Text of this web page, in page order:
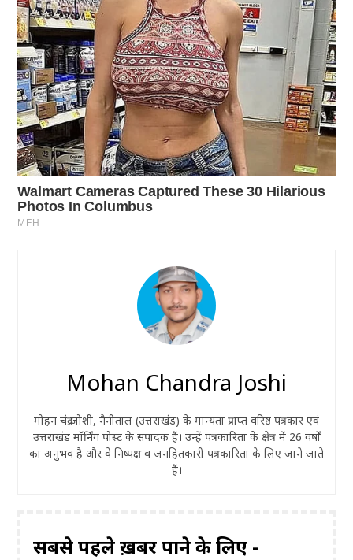
Mohan Chandra Joshi
मोहन चंद्र जोशी, नैनीताल (उत्तराखंड) के मान्यता प्राप्त वरिष्ठ पत्रकार एवं
उत्तराखंड मॉर्निंग पोस्ट के संपादक हैं। उन्हें पत्रकारिता के क्षेत्र में 26 वर्षों
का अनुभव है और वे निष्पक्ष व जनहितकारी पत्रकारिता के लिए जाने जाते
हैं।
सबसे पहले ख़बरें पाने के लिए -